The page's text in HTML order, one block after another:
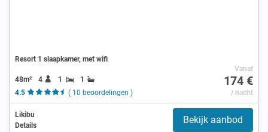
Resort 1 slaapkamer, met wifi
48m² 4 1
1
4.5
( 10 beoordelingen )
Vanaf
174 €
/ nacht
Likibu
Details
Bekijk aanbod